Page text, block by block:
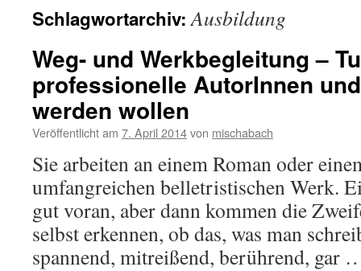
Schlagwortarchiv:Ausbildung
Weg- und Werkbegleitung –
professionelle AutorInnen
werden wollen
Veröffentlicht am 7. April 2014von mischabach
Sie arbeiten an einem Roman oder
umfangreichen belletristischen Werk.
gut voran, aber dann kommen die
selbst erkennen, ob das, was man
spannend, mitreißend, berührend, gar